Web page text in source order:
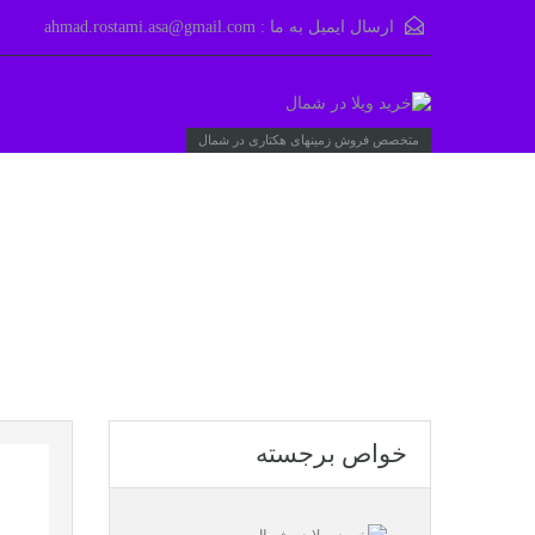
ارسال ایمیل به ما : ahmad.rostami.asa@gmail.com
متخصص فروش زمینهای هکتاری در شمال
خواص برجسته